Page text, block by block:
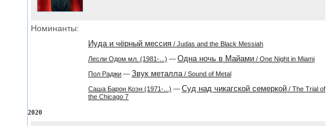
Номинанты:
Иуда и чёрный мессия / Judas and the Black Messiah
Лесли Одом мл. (1981-...) — Одна ночь в Майами / One Night in Miami
Пол Раджи — Звук металла / Sound of Metal
Саша Барон Коэн (1971-...) — Суд над чикагской семеркой / The Trial of
the Chicago 7
2020